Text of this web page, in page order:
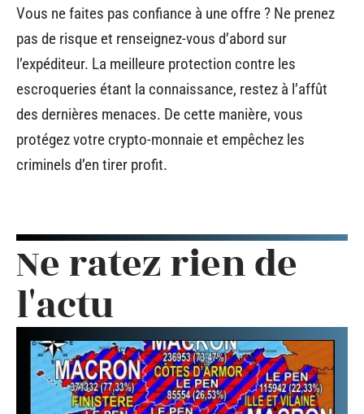
Vous ne faites pas confiance à une offre ? Ne prenez
pas de risque et renseignez-vous d’abord sur
l’expéditeur. La meilleure protection contre les
escroqueries étant la connaissance, restez à l’affût
des dernières menaces. De cette manière, vous
protégez votre crypto-monnaie et empêchez les
criminels d’en tirer profit.
Ne ratez rien de
l'actu